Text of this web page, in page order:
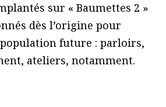
sur « Baumettes 2 »
dès l’origine pour
population future : parloirs,
ateliers, notamment.